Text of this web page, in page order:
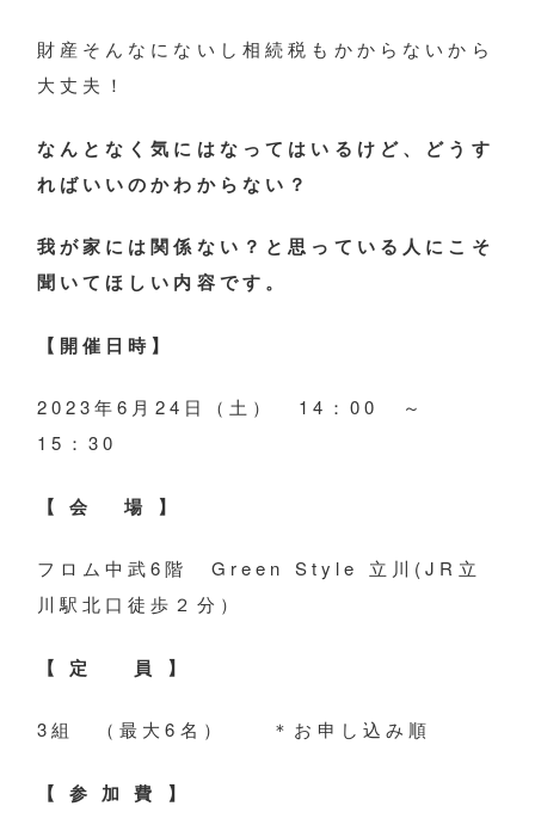
財産そんなにないし相続税もかからないから
大丈夫！
なんとなく気にはなってはいるけど、どうす
ればいいのかわからない？
我が家には関係ない？と思っている人にこそ
聞いてほしい内容です。
【開催日時】
2023年6月24日（土） 14：00 ～
15：30
【 会 場 】
フロム中武6階 Green Style 立川(JR立
川駅北口徒歩２分）
【 定 員 】
3組 （最大6名） ＊お申し込み順
【 参 加 費 】